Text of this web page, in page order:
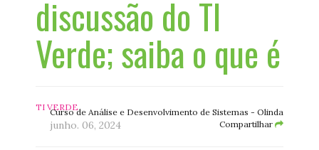
discussão do TI
Verde; saiba o que é
TI VERDE
Curso de Análise e Desenvolvimento de Sistemas - Olinda
junho. 06, 2024 Compartilhar